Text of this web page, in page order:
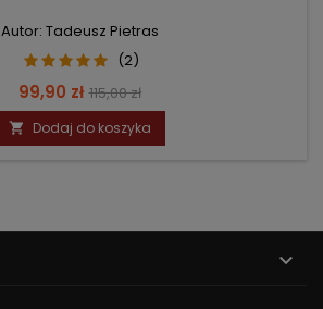
Autor: Tadeusz Pietras
(2)
Cena
99,90 zł Cena
podstawowa
115,00 zł
 Dodaj do koszyka
